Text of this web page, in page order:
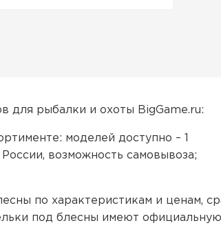
для рыбалки и охоты BigGame.ru:
моделей доступно – 1
возможность самовывоза;
по характеристикам и ценам,
под блесны имеют